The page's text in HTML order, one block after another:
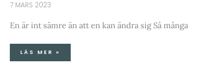
7 MARS 2023
En är int sämre än att en kan ändra sig Så många
LÄS MER »